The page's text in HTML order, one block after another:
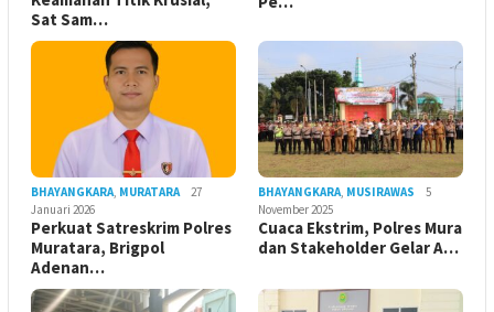
Sat Sam…
BHAYANGKARA, MURATARA
27
Januari 2026
Perkuat Satreskrim Polres
Muratara, Brigpol
Adenan…
BHAYANGKARA, MUSIRAWAS
5
November 2025
Cuaca Ekstrim, Polres Mura
dan Stakeholder Gelar A…